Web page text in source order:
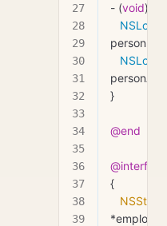
- (void)
   NSLog
   NSLog
}
@end
@interface
{
   NSString